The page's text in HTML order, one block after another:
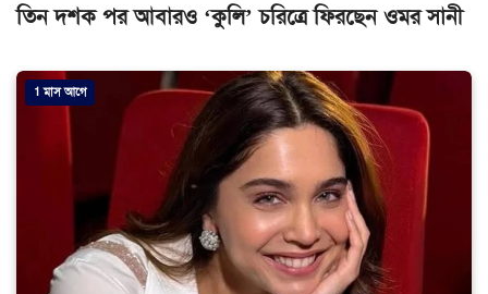
তিন দশক পর আবারও ‘কুলি’ চরিত্রে ফিরছেন ওমর সানী
1 মাস আগে